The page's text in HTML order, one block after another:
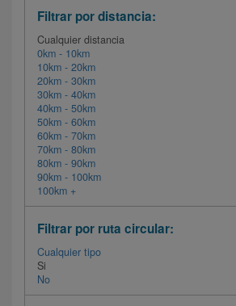
Filtrar por distancia:
Cualquier distancia
0km - 10km
10km - 20km
20km - 30km
30km - 40km
40km - 50km
50km - 60km
60km - 70km
70km - 80km
80km - 90km
90km - 100km
100km +
Filtrar por ruta circular:
Cualquier tipo
Si
No